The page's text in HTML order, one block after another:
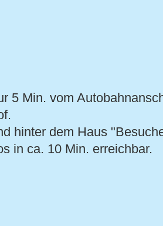
5 Min. vom
hinter dem Haus
in ca. 10 Min. erreichbar.​